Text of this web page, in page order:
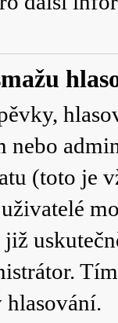
nebo
(toto je